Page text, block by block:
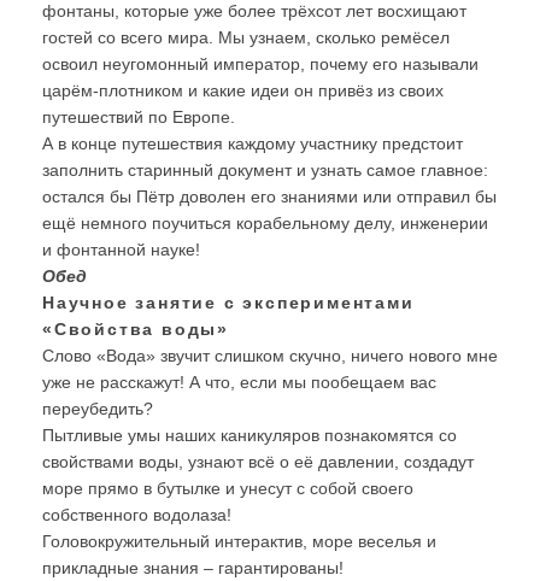
фонтаны, которые уже более трёхсот лет восхищают
гостей со всего мира. Мы узнаем, сколько ремёсел
освоил неугомонный император, почему его называли
царём-плотником и какие идеи он привёз из своих
путешествий по Европе.
А в конце путешествия каждому участнику предстоит
заполнить старинный документ и узнать самое главное:
остался бы Пётр доволен его знаниями или отправил бы
ещё немного поучиться корабельному делу, инженерии
и фонтанной науке!
Обед
Научное занятие с экспериментами
«Свойства воды»
Слово «Вода» звучит слишком скучно, ничего нового мне
уже не расскажут! А что, если мы пообещаем вас
переубедить?
Пытливые умы наших каникуляров познакомятся со
свойствами воды, узнают всё о её давлении, создадут
море прямо в бутылке и унесут с собой своего
собственного водолаза!
Головокружительный интерактив, море веселья и
прикладные знания – гарантированы!